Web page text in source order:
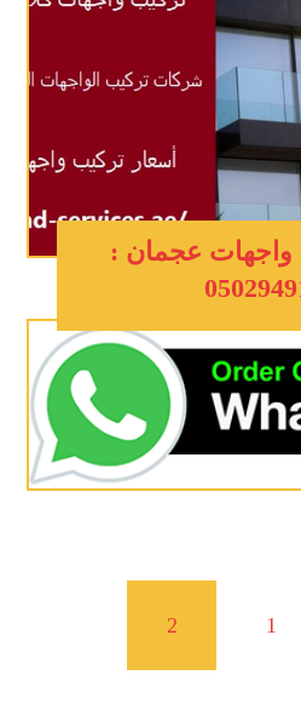
واجهات عجمان :
1
2